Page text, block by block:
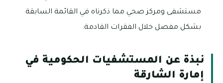
مستشفى ومركز صحي مما ذكرناه في القائمة السابقة
بشكل مفصل خلال الفقرات القادمة.
نبذة عن المستشفيات الحكومية في
إمارة الشارقة